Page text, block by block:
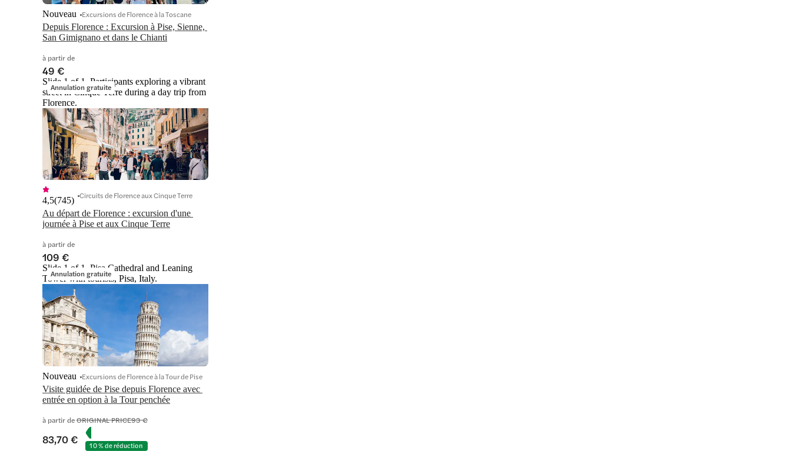
Depuis Florence : Excursion à Pise, Sienne,
San Gimignano et dans le Chianti
Nouveau Excursions de Florence à la Toscane
à partir de
49 €
Annulation gratuite
Slide 1 of 1, Participants exploring a vibrant
street in Cinque Terre during a day trip from
Florence.
Au départ de Florence : excursion d'une
journée à Pise et aux Cinque Terre
4,5(745) Circuits de Florence aux Cinque Terre
à partir de
109 €
Annulation gratuite
Slide 1 of 1, Pisa Cathedral and Leaning
Tower with tourists, Pisa, Italy.
Visite guidée de Pise depuis Florence avec
entrée en option à la Tour penchée
Nouveau Excursions de Florence à la Tour de Pise
à partir deORIGINAL PRICE93 €
83,70 € 10 % de réduction